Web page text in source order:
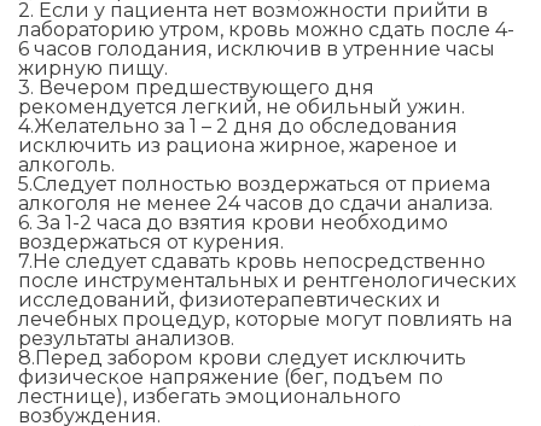
2. Если у пациента нет возможности прийти в
лабораторию утром, кровь можно сдать после 4-
6 часов голодания, исключив в утренние часы
жирную пищу.
3. Вечером предшествующего дня
рекомендуется легкий, не обильный ужин.
4.Желательно за 1 – 2 дня до обследования
исключить из рациона жирное, жареное и
алкоголь.
5.Следует полностью воздержаться от приема
алкоголя не менее 24 часов до сдачи анализа.
6. За 1-2 часа до взятия крови необходимо
воздержаться от курения.
7.Не следует сдавать кровь непосредственно
после инструментальных и рентгенологических
исследований, физиотерапевтических и
лечебных процедур, которые могут повлиять на
результаты анализов.
8.Перед забором крови следует исключить
физическое напряжение (бег, подъем по
лестнице), избегать эмоционального
возбуждения.